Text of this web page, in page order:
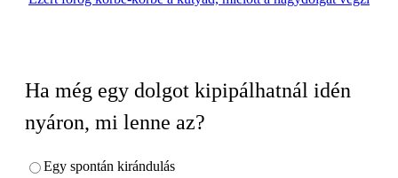
Ha még egy dolgot kipipálhatnál idén
nyáron, mi lenne az?
Egy spontán kirándulás